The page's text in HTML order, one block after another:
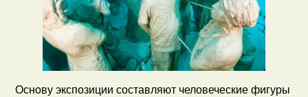
Основу экспозиции составляют человеческие фигуры